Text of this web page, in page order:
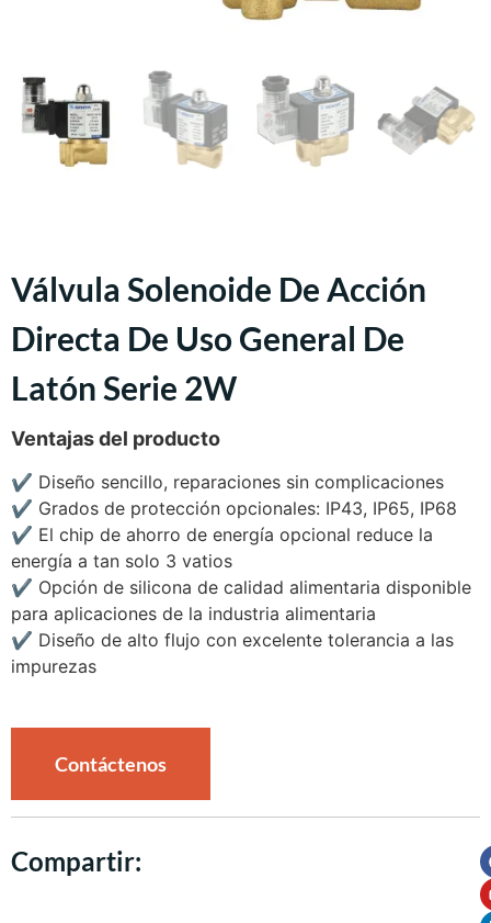
Válvula Solenoide De Acción
Directa De Uso General De
Latón Serie 2W
Ventajas del producto
✔ Diseño sencillo, reparaciones sin complicaciones
✔ Grados de protección opcionales: IP43, IP65, IP68
✔ El chip de ahorro de energía opcional reduce la
energía a tan solo 3 vatios
✔ Opción de silicona de calidad alimentaria disponible
para aplicaciones de la industria alimentaria
✔ Diseño de alto flujo con excelente tolerancia a las
impurezas
Contáctenos
Compartir: